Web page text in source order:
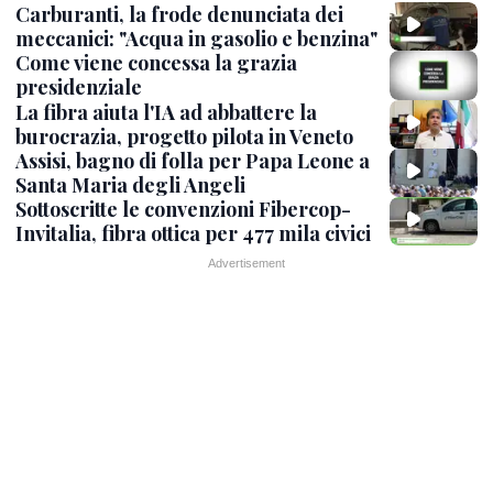
Carburanti, la frode denunciata dei
meccanici: "Acqua in gasolio e benzina"
Come viene concessa la grazia
presidenziale
La fibra aiuta l'IA ad abbattere la
burocrazia, progetto pilota in Veneto
Assisi, bagno di folla per Papa Leone a
Santa Maria degli Angeli
Sottoscritte le convenzioni Fibercop-
Invitalia, fibra ottica per 477 mila civici